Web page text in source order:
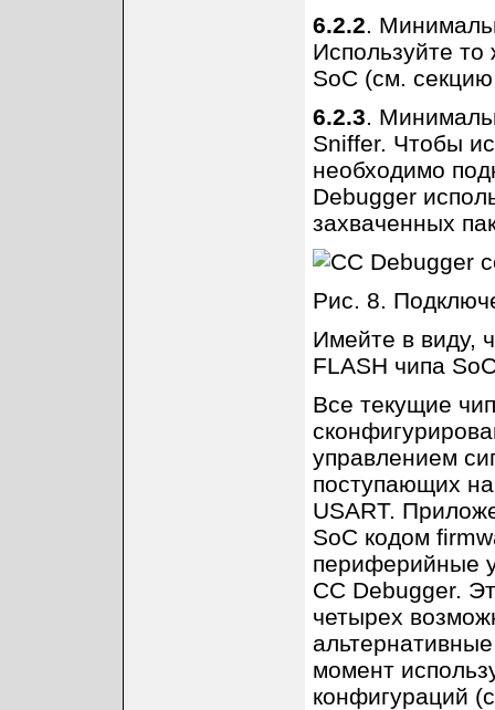
6.2.2.
Используйте
SoC (см.
6.2.3.
Sniffer. Чтобы
необходимо
Debugger
захваченных
Рис. 8.
Имейте в виду,
FLASH чипа
Все текущие
управлением
поступающих
USART.
SoC кодом
периферийные
CC Debugger.
четырех
момент
конфигураций